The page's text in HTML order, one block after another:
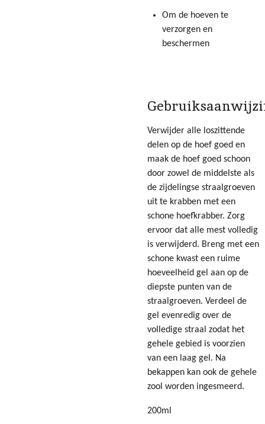
Om de hoeven te
verzorgen en
beschermen
Verwijder alle loszittende
delen op de hoef goed en
maak de hoef goed schoon
door zowel de middelste als
de zijdelingse straalgroeven
uit te krabben met een
schone hoefkrabber. Zorg
ervoor dat alle mest volledig
is verwijderd. Breng met een
schone kwast een ruime
hoeveelheid gel aan op de
diepste punten van de
straalgroeven. Verdeel de
gel evenredig over de
volledige straal zodat het
gehele gebied is voorzien
van een laag gel. Na
bekappen kan ook de gehele
zool worden ingesmeerd.
200ml